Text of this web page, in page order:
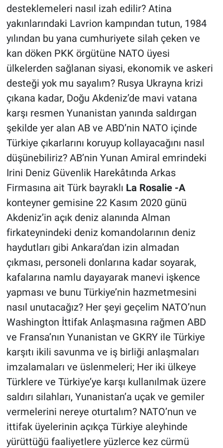
desteklemeleri nasıl izah edilir? Atina
yakınlarındaki Lavrion kampından tutun, 1984
yılından bu yana cumhuriyete silah çeken ve
kan döken PKK örgütüne NATO üyesi
ülkelerden sağlanan siyasi, ekonomik ve askeri
desteği yok mu sayalım? Rusya Ukrayna krizi
çıkana kadar, Doğu Akdeniz’de mavi vatana
karşı resmen Yunanistan yanında saldırgan
şekilde yer alan AB ve ABD’nin NATO içinde
Türkiye çıkarlarını koruyup kollayacağını nasıl
düşünebiliriz? AB’nin Yunan Amiral emrindeki
Irini Deniz Güvenlik Harekâtında Arkas
Firmasına ait Türk bayraklı La Rosalie -A
konteyner gemisine 22 Kasım 2020 günü
Akdeniz’in açık deniz alanında Alman
firkateynindeki deniz komandolarının deniz
haydutları gibi Ankara’dan izin almadan
çıkması, personeli donlarına kadar soyarak,
kafalarına namlu dayayarak manevi işkence
yapması ve bunu Türkiye’nin hazmetmesini
nasıl unutacağız? Her şeyi geçelim NATO’nun
Washington İttifak Anlaşmasına rağmen ABD
ve Fransa’nın Yunanistan ve GKRY ile Türkiye
karşıtı ikili savunma ve iş birliği anlaşmaları
imzalamaları ve üslenmeleri; Her iki ülkeye
Türklere ve Türkiye’ye karşı kullanılmak üzere
saldırı silahları, Yunanistan’a uçak ve gemiler
vermelerini nereye oturtalım? NATO’nun ve
ittifak üyelerinin açıkça Türkiye aleyhinde
yürüttüğü faaliyetlere yüzlerce kez cürmü